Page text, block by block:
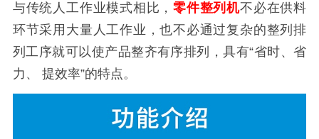
与传统人工作业模式相比，零件整列机不必在供料
环节采用大量人工作业，也不必通过复杂的整列排
列工序就可以使产品整齐有序排列，具有“省时、省
力、 提效率”的特点。